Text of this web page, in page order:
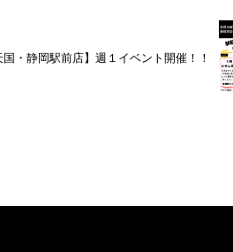
・静岡駅前店】週１イベント開催！！